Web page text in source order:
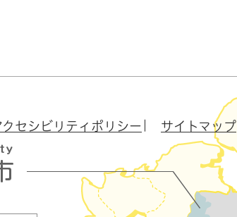
クセシビリティポリシー サイトマップ